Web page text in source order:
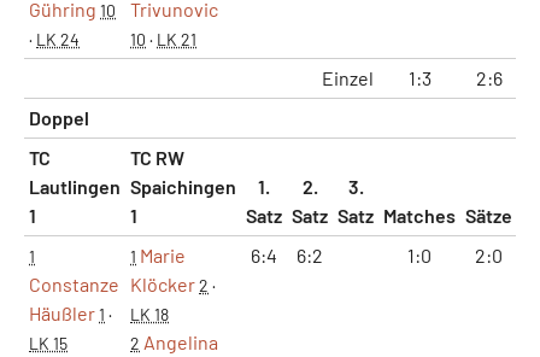
Gühring 10
· LK 24
Trivunovic
10 · LK 21
Einzel 1:3 2:6
Doppel
TC
Lautlingen
1
TC RW
Spaichingen
1
1.
Satz
2.
Satz
3.
Satz Matches Sätze
1
Constanze
Häußler1 ·
LK 15
1 Marie
Klöcker2 ·
LK 18
2 Angelina
6:4 6:2 1:0 2:0